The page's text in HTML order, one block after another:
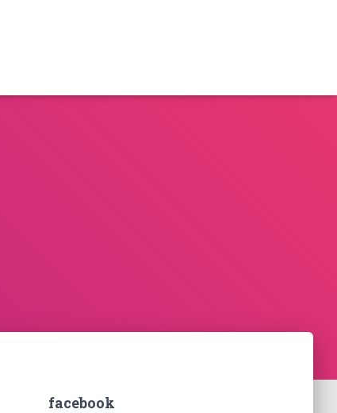
facebook